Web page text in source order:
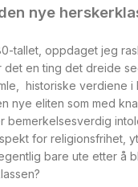
nye
­tallet, oppdaget jeg
det en ting det dreide
historiske verdiene i
nye eliten som med
be­merkelsesverdig
for religionsfrihet,
bare ute etter å